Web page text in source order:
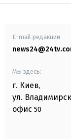
E-mail редакции
Мы здесь:
г. Киев,
ул.
офис 50